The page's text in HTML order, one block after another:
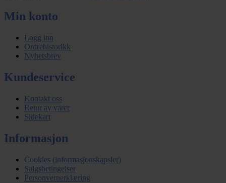
Min konto
Logg inn
Ordrehistorikk
Nyhetsbrev
Kundeservice
Kontakt oss
Retur av varer
Sidekart
Informasjon
Cookies (informasjonskapsler)
Salgsbetingelser
Personvernerklæring